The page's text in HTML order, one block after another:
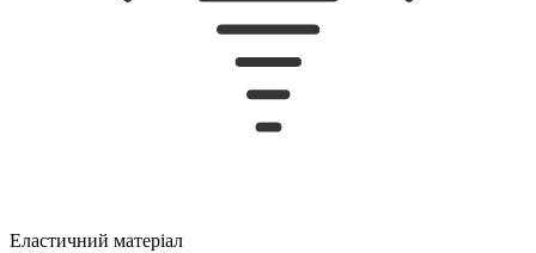
Еластичний матеріал